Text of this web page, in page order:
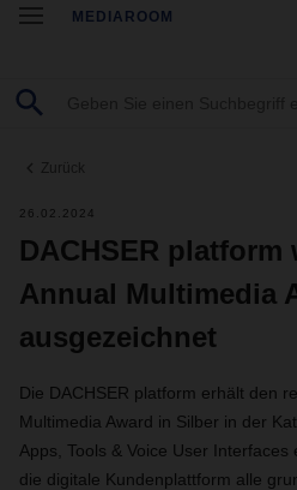
MEDIAROOM
Zurück
26.02.2024
DACHSER
Annual Multimedia
ausgezeichnet
Die DACHSER platform erhält den
Multimedia Award in Silber in der
Apps, Tools & Voice User
die digitale Kundenplattform alle